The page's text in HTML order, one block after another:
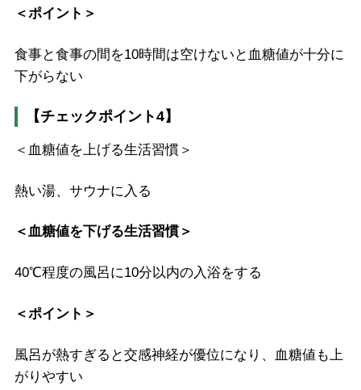
＜ポイント＞
食事と食事の間を10時間は空けないと血糖値が十分に
下がらない
【チェックポイント4】
＜血糖値を上げる生活習慣＞
熱い湯、サウナに入る
＜血糖値を下げる生活習慣＞
40℃程度の風呂に10分以内の入浴をする
＜ポイント＞
風呂が熱すぎると交感神経が優位になり、血糖値も上
がりやすい